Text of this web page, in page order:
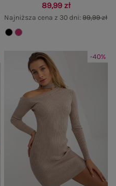
89,99 zł
Najniższa cena z 30 dni:99,99 zł
-40%